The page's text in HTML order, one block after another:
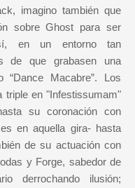
imagino también que
sobre Ghost para ser
en un entorno tan
de que grabasen una
“Dance Macabre”. Los
triple en "Infestissumam"
su coronación con
en aquella gira- hasta
de su actuación con
y Forge, sabedor de
derrochando ilusión;